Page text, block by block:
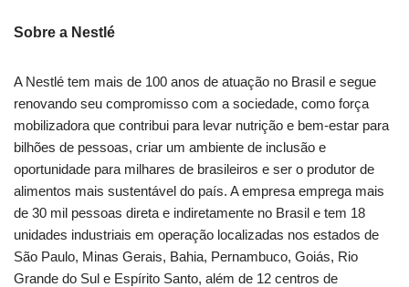
Sobre a Nestlé
A Nestlé tem mais de 100 anos de atuação no Brasil e segue
renovando seu compromisso com a sociedade, como força
mobilizadora que contribui para levar nutrição e bem-estar para
bilhões de pessoas, criar um ambiente de inclusão e
oportunidade para milhares de brasileiros e ser o produtor de
alimentos mais sustentável do país. A empresa emprega mais
de 30 mil pessoas direta e indiretamente no Brasil e tem 18
unidades industriais em operação localizadas nos estados de
São Paulo, Minas Gerais, Bahia, Pernambuco, Goiás, Rio
Grande do Sul e Espírito Santo, além de 12 centros de